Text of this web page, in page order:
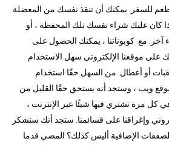
للسفر. يمكنك أن تنقذ نفسك من المعضلة
كان عليك شراء نفسك تلك المحفظة ، أو
آخر. مع كوبوناتنا ، يمكنك الحصول على
على موقعنا الإلكتروني سهل الاستخدام
أو أعطال. من السهل حقًا استخدام
ويب ، وستجد أنه يستحق حقًا القليل من
كل مرة تشتري فيها شيئًا عبر الإنترنت ،
وإغراقنا على قسائمنا. ستجد أنك ستشكر
الإضافية أليس كذلك؟ المضي قدما